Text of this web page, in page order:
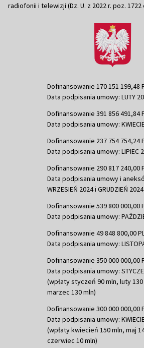
radiofonii i telewizji (Dz. U. z 2022 r. poz. 1722
Dofinansowanie 170 151 199,48
Data podpisania umowy: LUTY
Dofinansowanie 391 856 491,84
Data podpisania umowy:
Dofinansowanie 237 754 754,24
Data podpisania umowy: LIPIEC
Dofinansowanie 290 817 240,00
Data podpisania umowy i
WRZESIEŃ 2024 i GRUDZIEŃ 2024
Dofinansowanie 539 800 000,00
Data podpisania umowy:
Dofinansowanie 49 848 800,00
Data podpisania umowy:
Dofinansowanie 350 000 000,00
Data podpisania umowy:
(wpłaty styczeń 90 mln, luty 130
marzec 130 mln)
Dofinansowanie 300 000 000,00
Data podpisania umowy:
(wpłaty kwiecień 150 mln, maj
czerwiec 10 mln)